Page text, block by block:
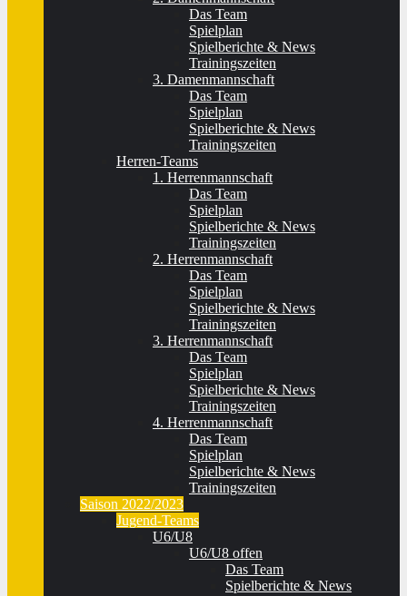
Das Team
Spielplan
Spielberichte & News
Trainingszeiten
3. Damenmannschaft
Das Team
Spielplan
Spielberichte & News
Trainingszeiten
Herren-Teams
1. Herrenmannschaft
Das Team
Spielplan
Spielberichte & News
Trainingszeiten
2. Herrenmannschaft
Das Team
Spielplan
Spielberichte & News
Trainingszeiten
3. Herrenmannschaft
Das Team
Spielplan
Spielberichte & News
Trainingszeiten
4. Herrenmannschaft
Das Team
Spielplan
Spielberichte & News
Trainingszeiten
Saison 2022/2023
Jugend-Teams
U6/U8
U6/U8 offen
Das Team
Spielberichte & News